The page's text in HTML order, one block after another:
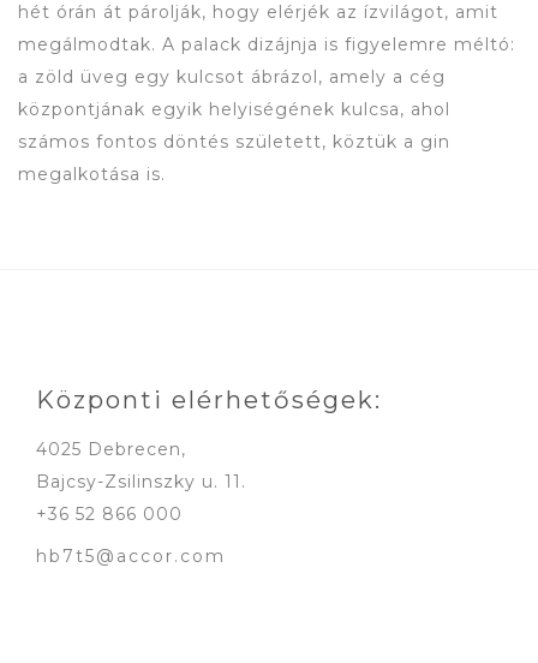
hét órán át párolják, hogy elérjék az ízvilágot, amit
megálmodtak. A palack dizájnja is figyelemre méltó:
a zöld üveg egy kulcsot ábrázol, amely a cég
központjának egyik helyiségének kulcsa, ahol
számos fontos döntés született, köztük a gin
megalkotása is.
Központi elérhetőségek:
4025 Debrecen,
Bajcsy-Zsilinszky u. 11.
+36 52 866 000
hb7t5@accor.com